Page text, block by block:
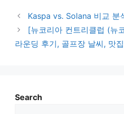
Kaspa vs. Solana 비교 분
[뉴코리아 컨트리클럽 (뉴
라운딩 후기, 골프장 날씨, 맛
Search